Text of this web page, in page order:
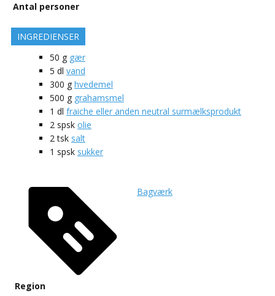
Antal personer
INGREDIENSER
50 g gær
5 dl vand
300 g hvedemel
500 g grahamsmel
1 dl fraiche eller anden neutral surmælksprodukt
2 spsk olie
2 tsk salt
1 spsk sukker
Region
Bagværk